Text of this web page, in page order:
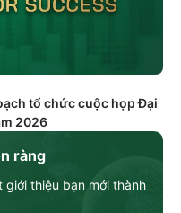
ràng
giới thiệu bạn mới thành
tổ chức cuộc họp Đại
2026